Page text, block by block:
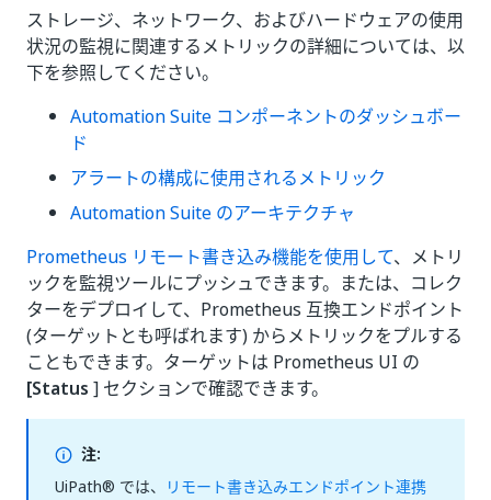
ストレージ、ネットワーク、およびハードウェアの使用
状況の監視に関連するメトリックの詳細については、以
下を参照してください。
Automation Suite コンポーネントのダッシュボー
ド
アラートの構成に使用されるメトリック
Automation Suite のアーキテクチャ
Prometheus リモート書き込み機能を使用して、メトリ
ックを監視ツールにプッシュできます。または、コレク
ターをデプロイして、Prometheus 互換エンドポイント
(ターゲットとも呼ばれます) からメトリックをプルする
こともできます。ターゲットは Prometheus UI の
[Status ] セクションで確認できます。
注:
UiPath® では、 リモート書き込みエンドポイント連携